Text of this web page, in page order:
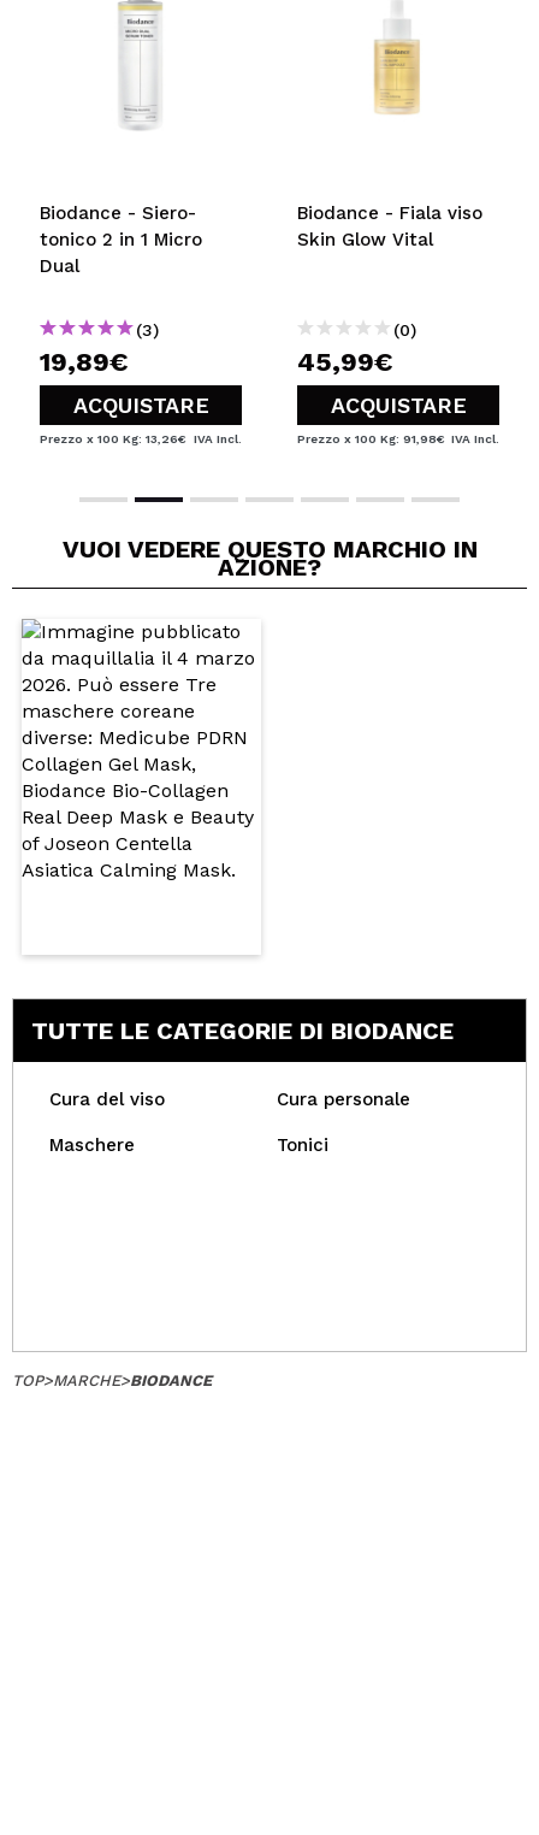
Creando un account su Maquibeauty.it potrai fare i tuoi
Biodance - Siero-
tonico 2 in 1 Micro
Dual
(3)
19,89€
ACQUISTARE
Prezzo x 100 Kg: 13,26€ IVA Incl.
Biodance - Fiala viso
Skin Glow Vital
(0)
45,99€
ACQUISTARE
Prezzo x 100 Kg: 91,98€ IVA Incl.
VUOI VEDERE QUESTO MARCHIO IN
AZIONE?
TUTTE LE CATEGORIE DI BIODANCE
Cura del viso Cura personale
Maschere Tonici
TOP>MARCHE>BIODANCE